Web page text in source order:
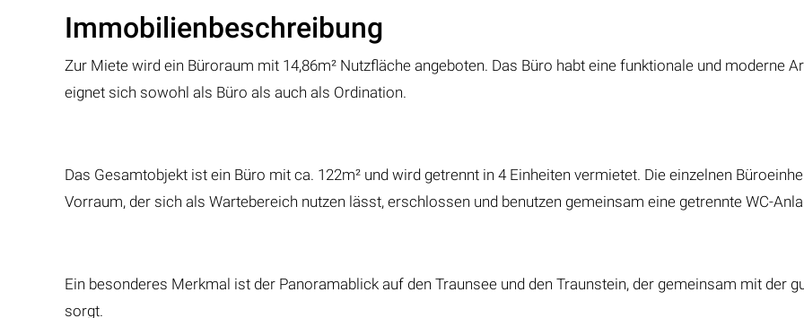
Immobilienbeschreibung
Zur Miete wird ein Büroraum mit 14,86m² Nutzfläche angeboten. Das Büro habt eine funktionale und moderne
eignet sich sowohl als Büro als auch als Ordination.
Das Gesamtobjekt ist ein Büro mit ca. 122m² und wird getrennt in 4 Einheiten vermietet. Die einzelnen
Vorraum, der sich als Wartebereich nutzen lässt, erschlossen und benutzen gemeinsam eine getrennte WC-
Ein besonderes Merkmal ist der Panoramablick auf den Traunsee und den Traunstein, der gemeinsam mit der
sorgt.